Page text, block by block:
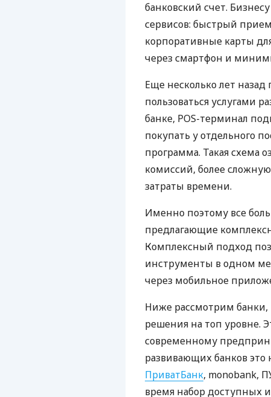
банковский счет.
сервисов: быстрый
корпоративные карты
через смартфон и
Еще несколько лет
пользоваться услугами
банке, POS-терминал
покупать у отдельного
программа. Такая схема
комиссий, более
затраты времени.
Именно поэтому все
предлагающие
Комплексный подход
инструменты в одном
через мобильное
Ниже рассмотрим
решения на топ уровне.
современному
развивающих банков это
ПриватБанк, monobank,
время набор доступных